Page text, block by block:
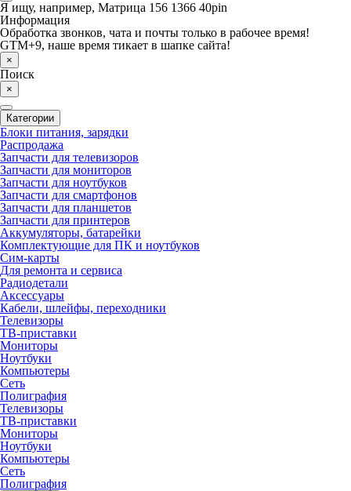
Я ищу, например, Матрица 156 1366 40pin
Информация
Обработка звонков, чата и почты только в рабочее время!
GTM+9, наше время тикает в шапке сайта!
×
Поиск
×
Категории
Блоки питания, зарядки
Распродажа
Запчасти для телевизоров
Запчасти для мониторов
Запчасти для ноутбуков
Запчасти для смартфонов
Запчасти для планшетов
Запчасти для принтеров
Аккумуляторы, батарейки
Комплектующие для ПК и ноутбуков
Сим-карты
Для ремонта и сервиса
Радиодетали
Аксессуары
Кабели, шлейфы, переходники
Телевизоры
ТВ-приставки
Мониторы
Ноутбуки
Компьютеры
Сеть
Полиграфия
Телевизоры
ТВ-приставки
Мониторы
Ноутбуки
Компьютеры
Сеть
Полиграфия